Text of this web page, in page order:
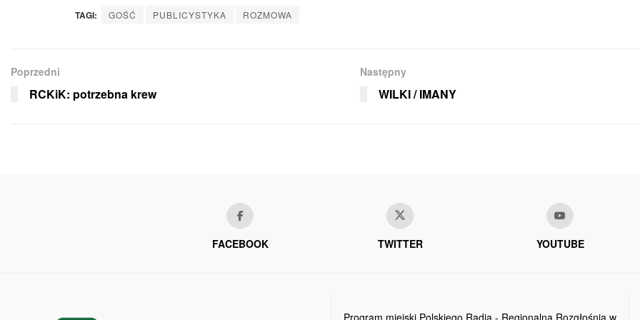
TAGI: GOŚĆ PUBLICYSTYKA ROZMOWA
Poprzedni
RCKiK: potrzebna krew
Następny
WILKI / IMANY
FACEBOOK TWITTER YOUTUBE